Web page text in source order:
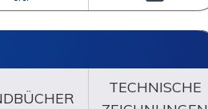
TECHNISCHE